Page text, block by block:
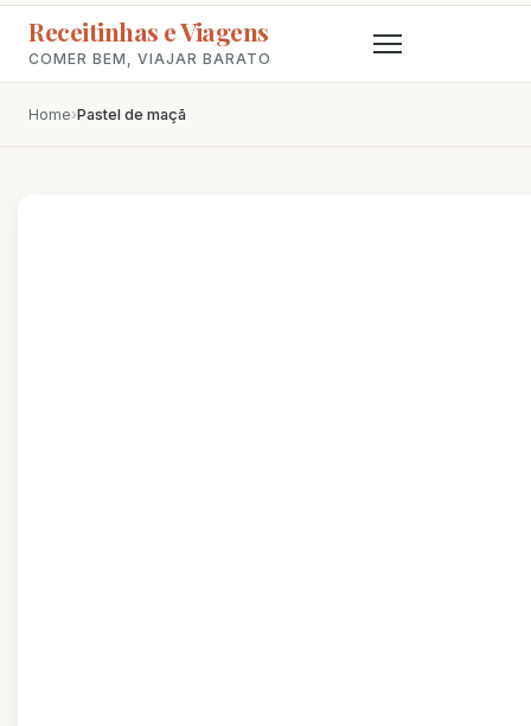
Receitinhas e Viagens
COMER BEM, VIAJAR BARATO
Home›Pastel de maçã